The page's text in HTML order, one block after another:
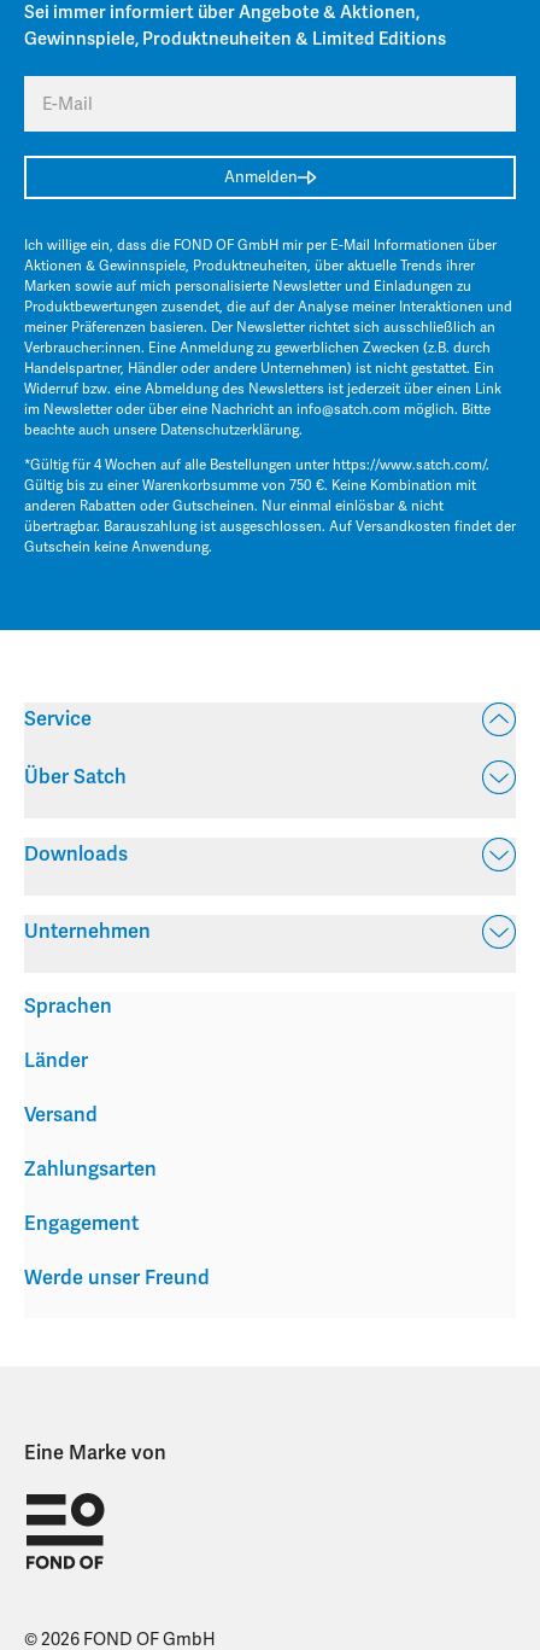
Sei immer informiert über Angebote & Aktionen,
Gewinnspiele, Produktneuheiten & Limited Editions
E-Mail
Anmelden
Ich willige ein, dass die FOND OF GmbH mir per E-Mail Informationen über
Aktionen & Gewinnspiele, Produktneuheiten, über aktuelle Trends ihrer
Marken sowie auf mich personalisierte Newsletter und Einladungen zu
Produktbewertungen zusendet, die auf der Analyse meiner Interaktionen und
meiner Präferenzen basieren. Der Newsletter richtet sich ausschließlich an
Verbraucher:innen. Eine Anmeldung zu gewerblichen Zwecken (z.B. durch
Handelspartner, Händler oder andere Unternehmen) ist nicht gestattet. Ein
Widerruf bzw. eine Abmeldung des Newsletters ist jederzeit über einen Link
im Newsletter oder über eine Nachricht an info@satch.com möglich. Bitte
beachte auch unsere Datenschutzerklärung.
*Gültig für 4 Wochen auf alle Bestellungen unter https://www.satch.com/.
Gültig bis zu einer Warenkorbsumme von 750 €. Keine Kombination mit
anderen Rabatten oder Gutscheinen. Nur einmal einlösbar & nicht
übertragbar. Barauszahlung ist ausgeschlossen. Auf Versandkosten findet der
Gutschein keine Anwendung.
Service
Über Satch
Downloads
Unternehmen
Versand
Zahlungsarten
Engagement
Werde unser Freund
Sprachen
Länder
Eine Marke von
© 2026 FOND OF GmbH